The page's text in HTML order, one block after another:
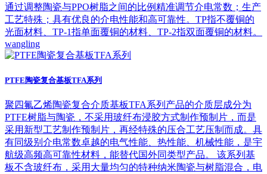
通过调整陶瓷与PPO树脂之间的比例精准调节介电常数；生产
工艺特殊；具有优良的介电性能和高可靠性。TP指不覆铜的
光面材料、TP-1指单面覆铜的材料、TP-2指双面覆铜的材料。
wangling
PTFE陶瓷复合基板TFA系列
聚四氟乙烯陶瓷复合介质基板TFA系列产品的介质层成分为
PTFE树脂与陶瓷，不采用玻纤布浸胶方式制作预制片，而是
采用新型工艺制作预制片，再经特殊的压合工艺压制而成。具
有同级别介电常数卓越的电气性能、热性能、机械性能，是宇
航级高频高可靠性材料，能替代国外同类型产品。 该系列基
板不含玻纤布，采用大量均匀的特种纳米陶瓷与树脂混合，电